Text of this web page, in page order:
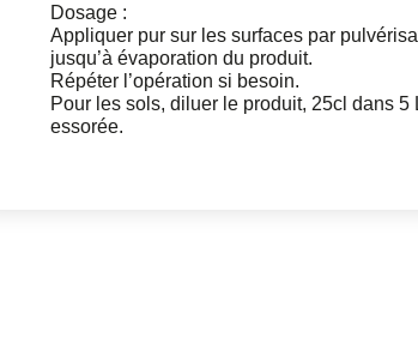
Dosage :
Appliquer pur sur les surfaces par
jusqu’à évaporation du produit.
Répéter l’opération si besoin.
Pour les sols, diluer le produit, 25cl dans 5
essorée.